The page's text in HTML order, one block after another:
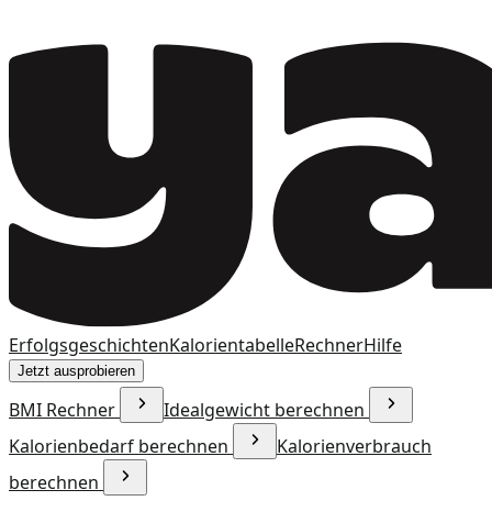
ErfolgsgeschichtenKalorientabelleRechnerHilfe
Jetzt ausprobieren
BMI Rechner
Idealgewicht berechnen
Kalorienbedarf berechnen
Kalorienverbrauch
berechnen